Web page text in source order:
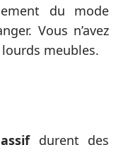
du mode
Vous n’avez
meubles.
durent des